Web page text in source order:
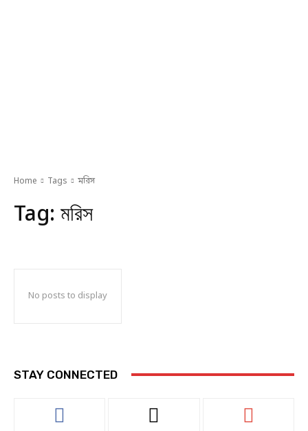
Home Tags মরিস
Tag: মরিস
No posts to display
STAY CONNECTED